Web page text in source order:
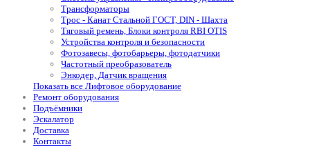
Трансформаторы
Трос - Канат Стальной ГОСТ, DIN - Шахта
Тяговый ремень, Блоки контроля RBI OTIS
Устройства контроля и безопасности
Фотозавесы, фотобарьеры, фотодатчики
Частотный преобразователь
Энкодер, Датчик вращения
Показать все Лифтовое оборудование
Ремонт оборудования
Подъёмники
Эскалатор
Доставка
Контакты